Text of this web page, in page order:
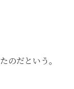
のだという。